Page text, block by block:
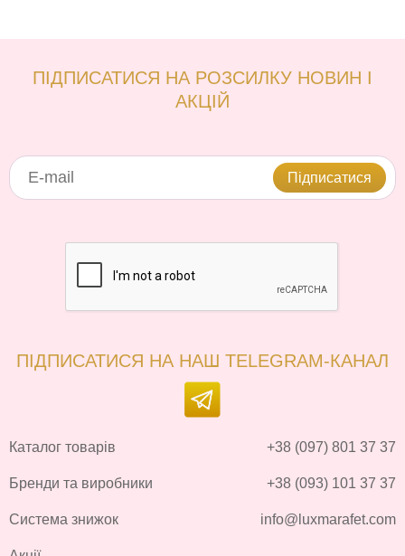
ПІДПИСАТИСЯ НА РОЗСИЛКУ НОВИН І
АКЦІЙ
Підписатися
ПІДПИСАТИСЯ НА НАШ TELEGRAM-КАНАЛ
Каталог товарів
Бренди та виробники
Система знижок
+38 (097) 801 37 37
+38 (093) 101 37 37
info@luxmarafet.com